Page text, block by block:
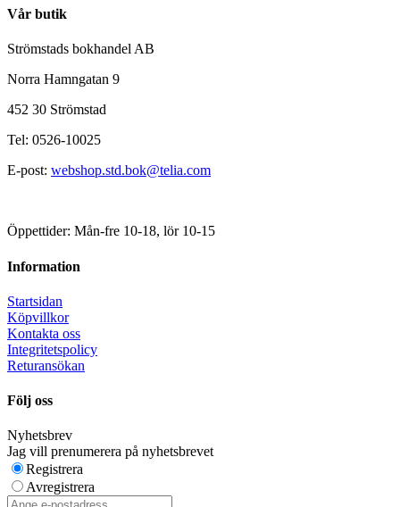
Vår butik
Strömstads bokhandel AB
Norra Hamngatan 9
452 30 Strömstad
Tel: 0526-10025
E-post: webshop.std.bok@telia.com
Öppettider: Mån-fre 10-18, lör 10-15
Information
Startsidan
Köpvillkor
Kontakta oss
Integritetspolicy
Returansökan
Följ oss
Nyhetsbrev
Jag vill prenumerera på nyhetsbrevet
Registrera
Avregistrera